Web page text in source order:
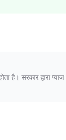
है। सरकार द्वारा